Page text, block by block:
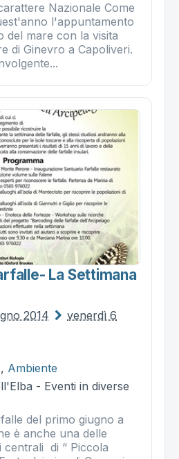
Nazionale Come
l'appuntamento
del mare con la visita
di Ginevro a Capoliveri.
La Settimana
2014
venerdì 6
, Ambiente
- Eventi in diverse
del primo giugno a
è anche una delle
centrali di “ Piccola